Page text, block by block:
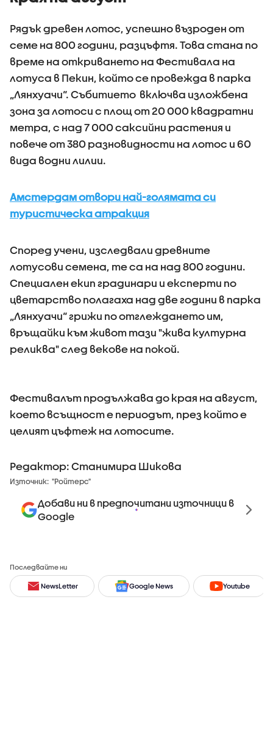
Рядък древен лотос, успешно възроден от
семе на 800 години, разцъфтя. Това стана по
време на откриването на Фестивала на
лотуса в Пекин, който се провежда в парка
„Лянхуачи“. Събитието включва изложбена
зона за лотоси с площ от 20 000 квадратни
метра, с над 7 000 саксийни растения и
повече от 380 разновидности на лотос и 60
вида водни лилии.
Амстердам отвори най-голямата си
туристическа атракция
Според учени, изследвали древните
лотусови семена, те са на над 800 години.
Специален екип градинари и експерти по
цветарство полагаха над две години в парка
„Лянхуачи“ грижи по отглеждането им,
връщайки към живот тази "жива културна
реликва" след векове на покой.
Фестивалът продължава до края на август,
което всъщност е периодът, през който е
целият цъфтеж на лотосите.
Редактор: Станимира Шикова
Източник: "Ройтерс"
Добави ни в предпочитани източници в
Google
Последвайте ни
NewsLetter Google News Youtube